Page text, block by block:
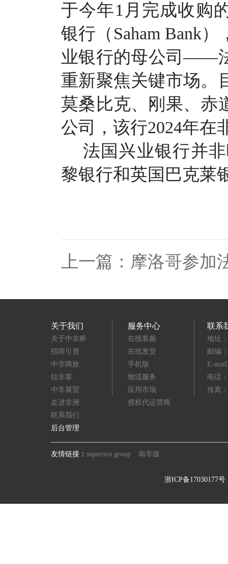
于今年1月完成收购
银行（Saham Bank
业银行的母公司——
重新聚焦关键市场。
莫桑比克、刚果、赤
公司，该行2024年在
法国兴业银行并
黎银行和英国巴克莱
上一篇： 摩洛哥参加
关于我们
关于中非桥
招商引资
中非商旅
拉非客
中非展贸
走进非洲
联系我们
后台管理
服务中心
在线客服
在线发货
手机版
物流服务
应用市场
授权代运营商
联系
地址
邮编
E-
电话
传真
友情链接： superova group 南非版
浙ICP备17030177号